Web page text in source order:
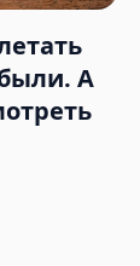
А